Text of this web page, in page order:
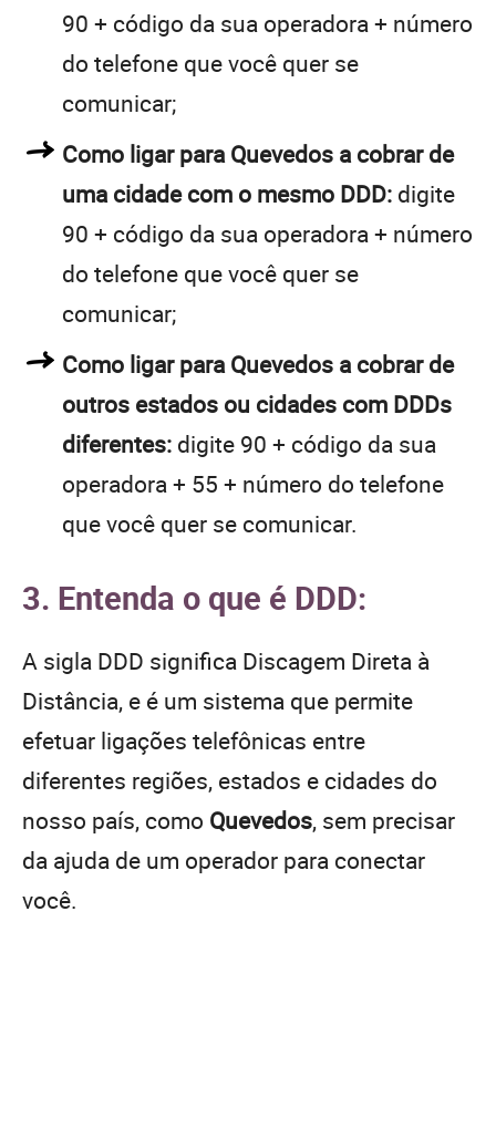
90 + código da sua operadora + número
do telefone que você quer se
comunicar;
Como ligar para Quevedos a cobrar de
uma cidade com o mesmo DDD: digite
90 + código da sua operadora + número
do telefone que você quer se
comunicar;
Como ligar para Quevedos a cobrar de
outros estados ou cidades com DDDs
diferentes: digite 90 + código da sua
operadora + 55 + número do telefone
que você quer se comunicar.
3. Entenda o que é DDD:
A sigla DDD significa Discagem Direta à
Distância, e é um sistema que permite
efetuar ligações telefônicas entre
diferentes regiões, estados e cidades do
nosso país, como Quevedos, sem precisar
da ajuda de um operador para conectar
você.